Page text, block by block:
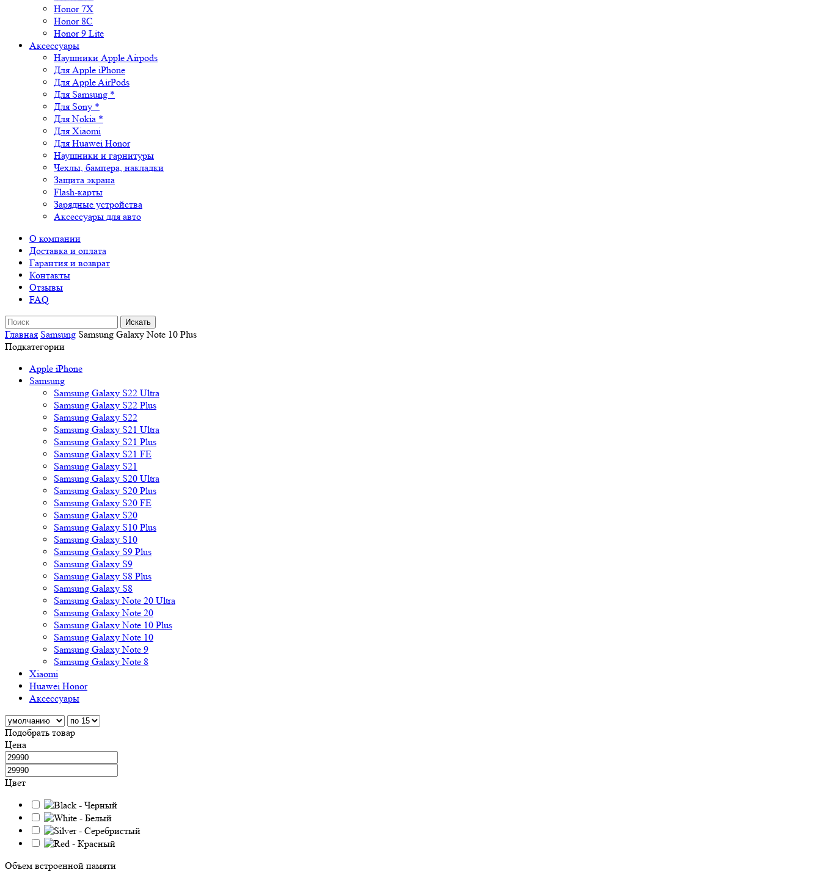
Honor 7X
Honor 8C
Honor 9 Lite
Аксессуары
Наушники Apple Airpods
Для Apple iPhone
Для Apple AirPods
Для Samsung *
Для Sony *
Для Nokia *
Для Xiaomi
Для Huawei Honor
Наушники и гарнитуры
Чехлы, бампера, накладки
Защита экрана
Flash-карты
Зарядные устройства
Аксессуары для авто
О компании
Доставка и оплата
Гарантия и возврат
Контакты
Отзывы
FAQ
Главная Samsung Samsung Galaxy Note 10 Plus
Подкатегории
Apple iPhone
Samsung
Samsung Galaxy S22 Ultra
Samsung Galaxy S22 Plus
Samsung Galaxy S22
Samsung Galaxy S21 Ultra
Samsung Galaxy S21 Plus
Samsung Galaxy S21 FE
Samsung Galaxy S21
Samsung Galaxy S20 Ultra
Samsung Galaxy S20 Plus
Samsung Galaxy S20 FE
Samsung Galaxy S20
Samsung Galaxy S10 Plus
Samsung Galaxy S10
Samsung Galaxy S9 Plus
Samsung Galaxy S9
Samsung Galaxy S8 Plus
Samsung Galaxy S8
Samsung Galaxy Note 20 Ultra
Samsung Galaxy Note 20
Samsung Galaxy Note 10 Plus
Samsung Galaxy Note 10
Samsung Galaxy Note 9
Samsung Galaxy Note 8
Xiaomi
Huawei Honor
Аксессуары
Подобрать товар
Цена
Цвет
Объем встроенной памяти